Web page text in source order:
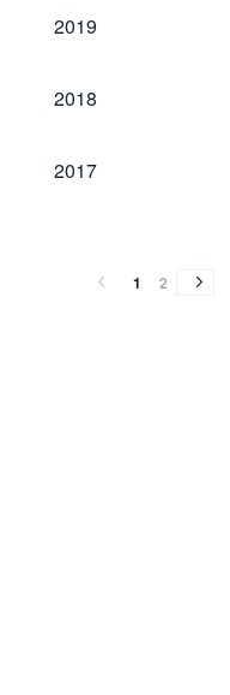
2019
2019
2018
2018
2017
2017
1 2